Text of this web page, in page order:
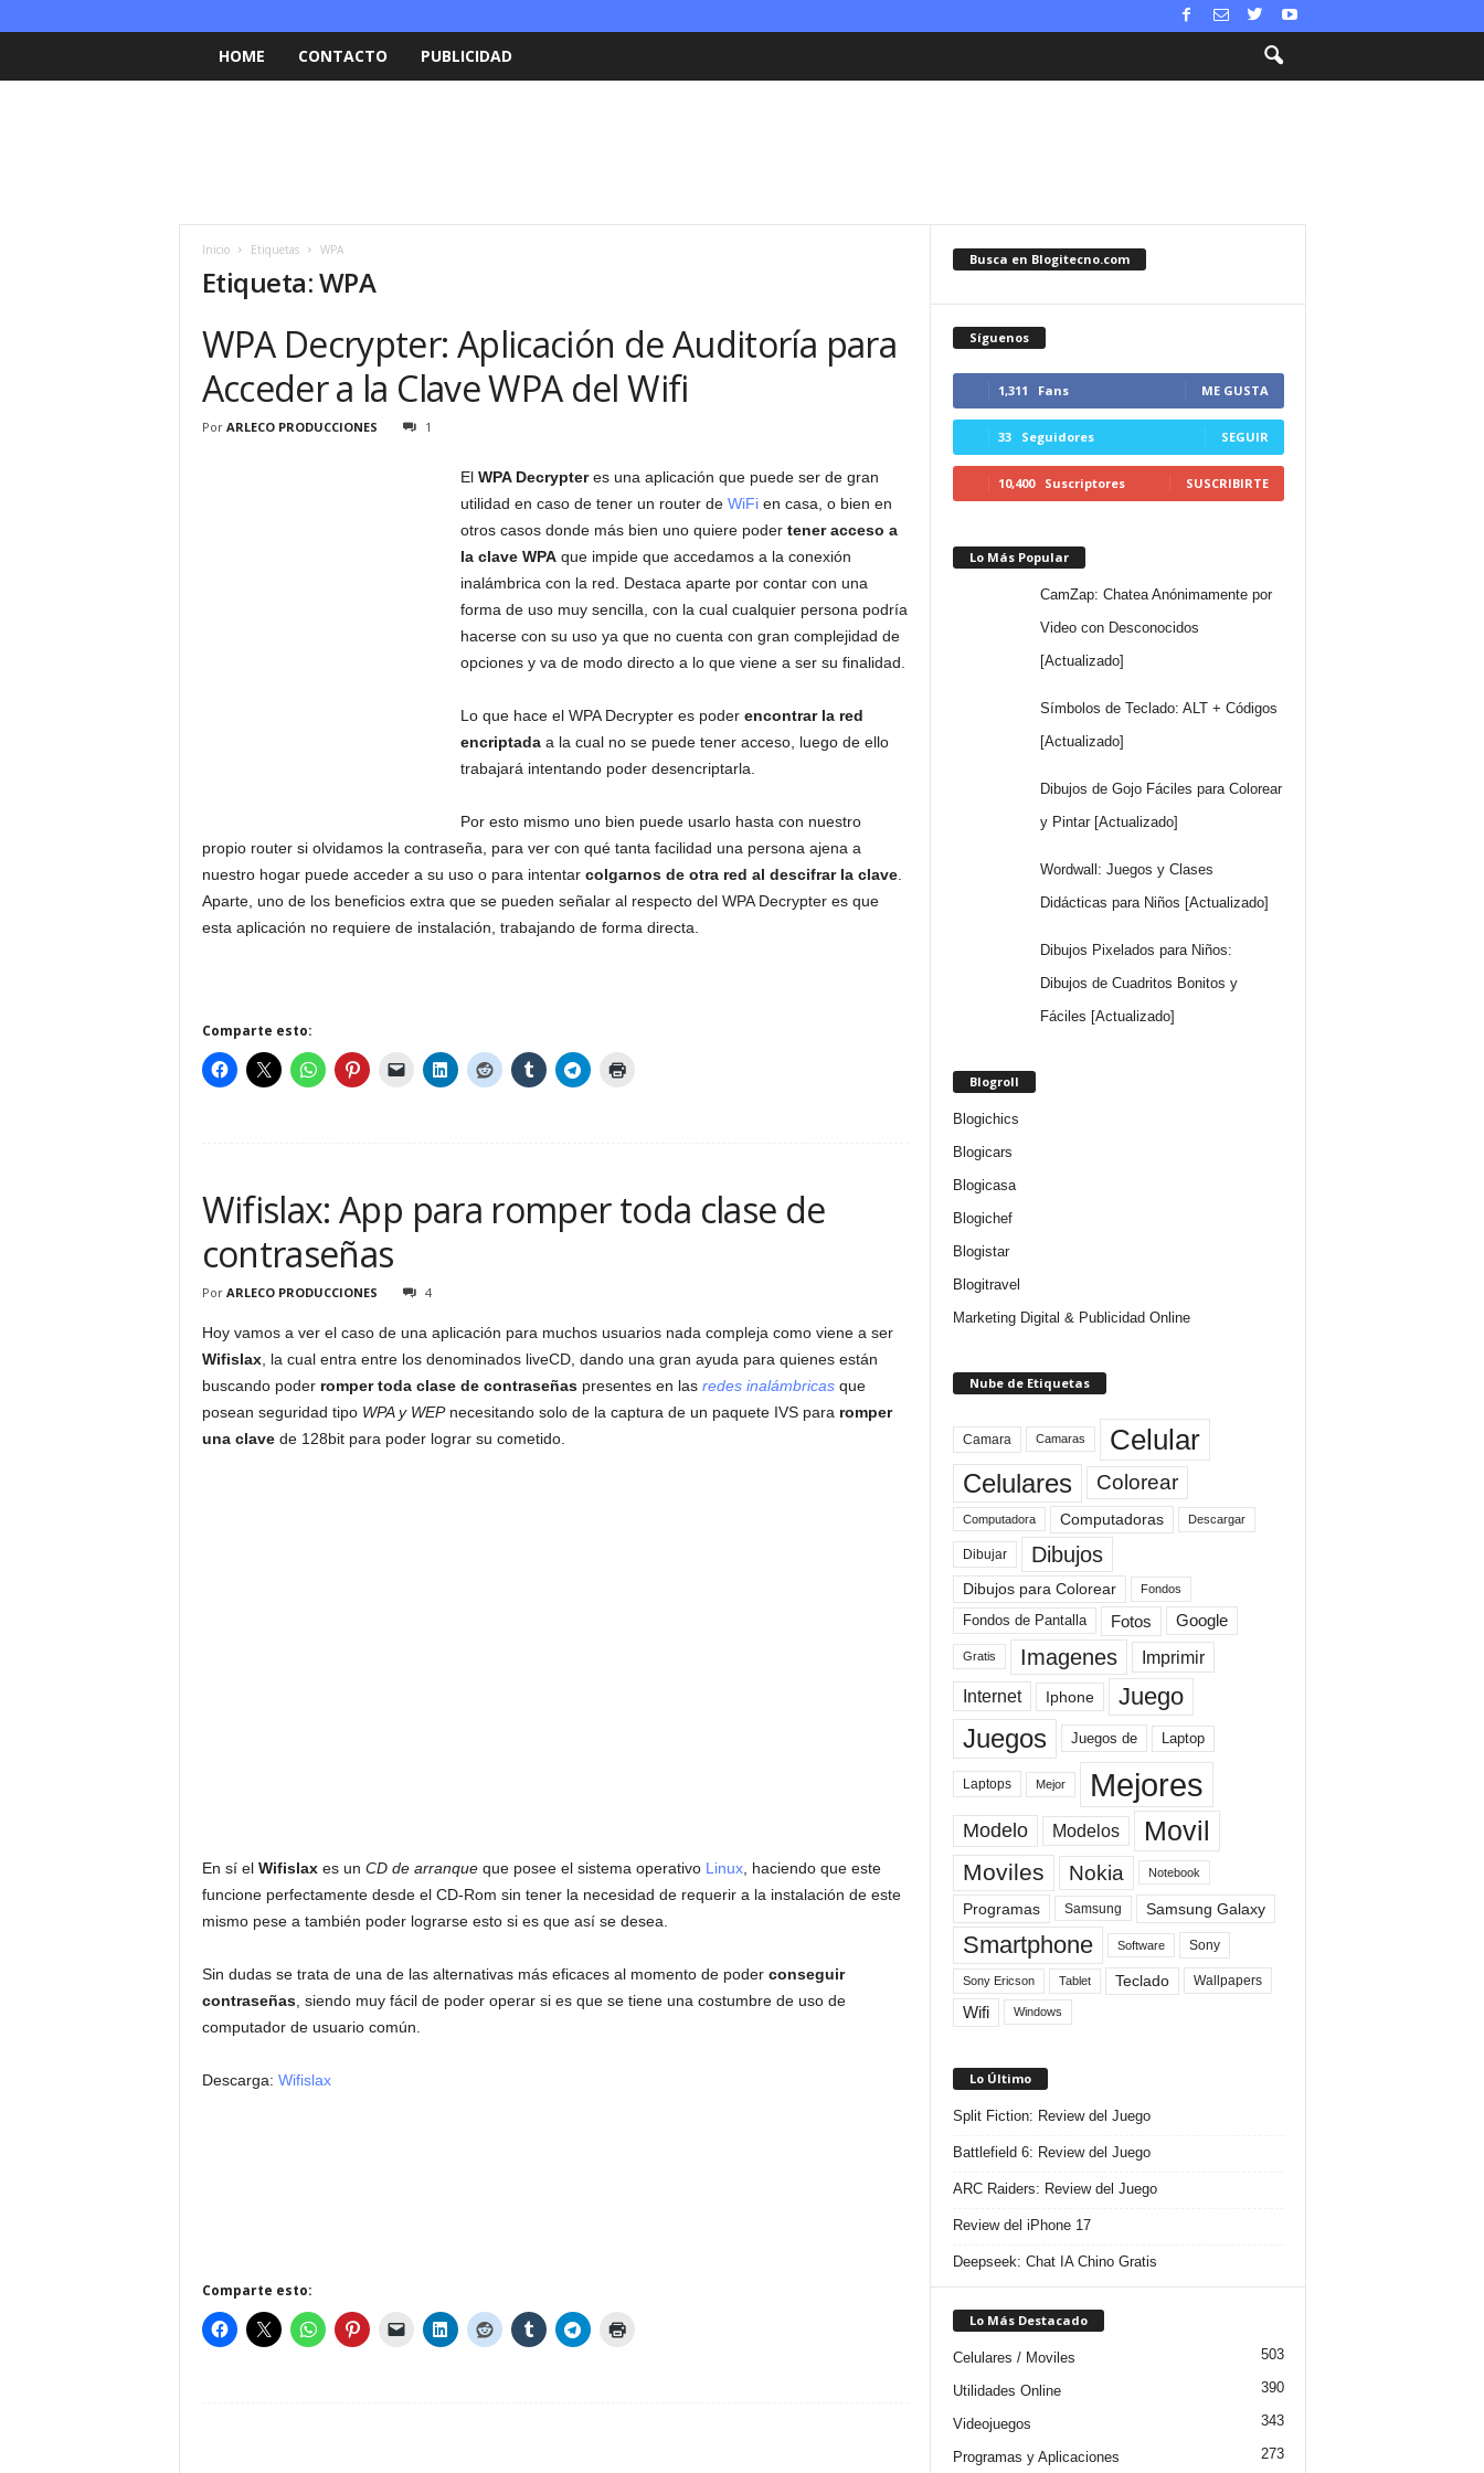
HOME CONTACTO PUBLICIDAD
Inicio Etiquetas WPA
Etiqueta: WPA
WPA Decrypter: Aplicación de Auditoría para
Acceder a la Clave WPA del Wifi
Por ARLECO PRODUCCIONES 1
El WPA Decrypteres una aplicación que puede ser de gran
utilidad en caso de tener un router de WiFien casa, o bien en
otros casos donde más bien uno quiere poder tener acceso a
la clave WPAque impide que accedamos a la conexión
inalámbrica con la red. Destaca aparte por contar con una
forma de uso muy sencilla, con la cual cualquier persona podría
hacerse con su uso ya que no cuenta con gran complejidad de
opciones y va de modo directo a lo que viene a ser su finalidad.
Lo que hace el WPA Decrypter es poder encontrar la red
encriptadaa la cual no se puede tener acceso, luego de ello
trabajará intentando poder desencriptarla.
Por esto mismo uno bien puede usarlo hasta con nuestro
propio router si olvidamos la contraseña, para ver con qué tanta facilidad una persona ajena a
nuestro hogar puede acceder a su uso o para intentar colgarnos de otra red al descifrar la clave.
Aparte, uno de los beneficios extra que se pueden señalar al respecto del WPA Decrypter es que
esta aplicación no requiere de instalación, trabajando de forma directa.
Comparte esto:
Wifislax: App para romper toda clase de
contraseñas
Por ARLECO PRODUCCIONES 4
Hoy vamos a ver el caso de una aplicación para muchos usuarios nada compleja como viene a ser
Wifislax, la cual entra entre los denominados liveCD, dando una gran ayuda para quienes están
buscando poder romper toda clase de contraseñaspresentes en las redes inalámbricasque
posean seguridad tipo WPA y WEPnecesitando solo de la captura de un paquete IVS para romper
una clavede 128bit para poder lograr su cometido.
En sí el Wifislaxes un CD de arranqueque posee el sistema operativo Linux, haciendo que este
funcione perfectamente desde el CD-Rom sin tener la necesidad de requerir a la instalación de este
mismo pese a también poder lograrse esto si es que así se desea.
Sin dudas se trata de una de las alternativas más eficaces al momento de poder conseguir
contraseñas, siendo muy fácil de poder operar si es que se tiene una costumbre de uso de
computador de usuario común.
Descarga: Wifislax
Comparte esto:
Busca en Blogitecno.com
Síguenos
1,311 Fans ME GUSTA
33 Seguidores SEGUIR
10,400 Suscriptores SUSCRIBIRTE
Lo Más Popular
CamZap: Chatea Anónimamente por
Video con Desconocidos
[Actualizado]
Símbolos de Teclado: ALT + Códigos
[Actualizado]
Dibujos de Gojo Fáciles para Colorear
y Pintar [Actualizado]
Wordwall: Juegos y Clases
Didácticas para Niños [Actualizado]
Dibujos Pixelados para Niños:
Dibujos de Cuadritos Bonitos y
Fáciles [Actualizado]
Blogroll
Blogichics
Blogicars
Blogicasa
Blogichef
Blogistar
Blogitravel
Marketing Digital & Publicidad Online
Nube de Etiquetas
Camara Camaras Celular
Celulares Colorear
Computadora Computadoras Descargar
Dibujar Dibujos
Dibujos para Colorear Fondos
Fondos de Pantalla Fotos Google
Gratis Imagenes Imprimir
Internet Iphone Juego
Juegos Juegos de Laptop
Laptops Mejor Mejores
Modelo Modelos Movil
Moviles Nokia Notebook
Programas Samsung Samsung Galaxy
Smartphone Software Sony
Sony Ericson Tablet Teclado Wallpapers
Wifi Windows
Lo Último
Split Fiction: Review del Juego
Battlefield 6: Review del Juego
ARC Raiders: Review del Juego
Review del iPhone 17
Deepseek: Chat IA Chino Gratis
Lo Más Destacado
Celulares / Moviles 503
Utilidades Online 390
Videojuegos 343
Programas y Aplicaciones 273